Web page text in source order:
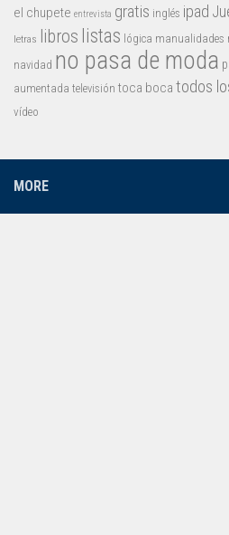
el chupete entrevista gratis inglés ipad
letras libros listas lógica manualidades
navidad no pasa de moda
aumentada televisión toca boca todos
vídeo
MORE